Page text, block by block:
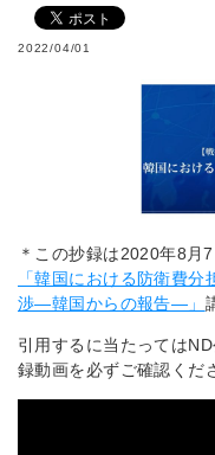
2022/04/01
＊この抄録は2020年8月
「韓国における防衛費
渉―韓国からの報告—」
引用するに当たっては
録動画を必ずご確認くだ